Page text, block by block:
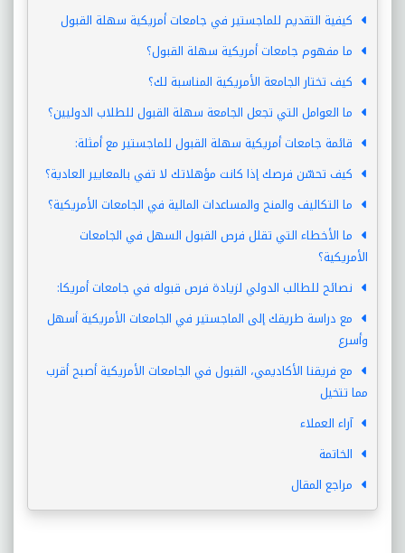
كيفية التقديم للماجستير في جامعات أمريكية سهلة القبول
ما مفهوم جامعات أمريكية سهلة القبول؟
كيف تختار الجامعة الأمريكية المناسبة لك؟
ما العوامل التي تجعل الجامعة سهلة القبول للطلاب الدوليين؟
قائمة جامعات أمريكية سهلة القبول للماجستير مع أمثلة:
كيف تحسّن فرصك إذا كانت مؤهلاتك لا تفي بالمعايير العادية؟
ما التكاليف والمنح والمساعدات المالية في الجامعات الأمريكية؟
ما الأخطاء التي تقلل فرص القبول السهل في الجامعات
الأمريكية؟
نصائح للطالب الدولي لزيادة فرص قبوله في جامعات أمريكا:
مع دراسة طريقك إلى الماجستير في الجامعات الأمريكية أسهل
وأسرع
مع فريقنا الأكاديمي، القبول في الجامعات الأمريكية أصبح أقرب
مما تتخيل
آراء العملاء
الخاتمة
مراجع المقال